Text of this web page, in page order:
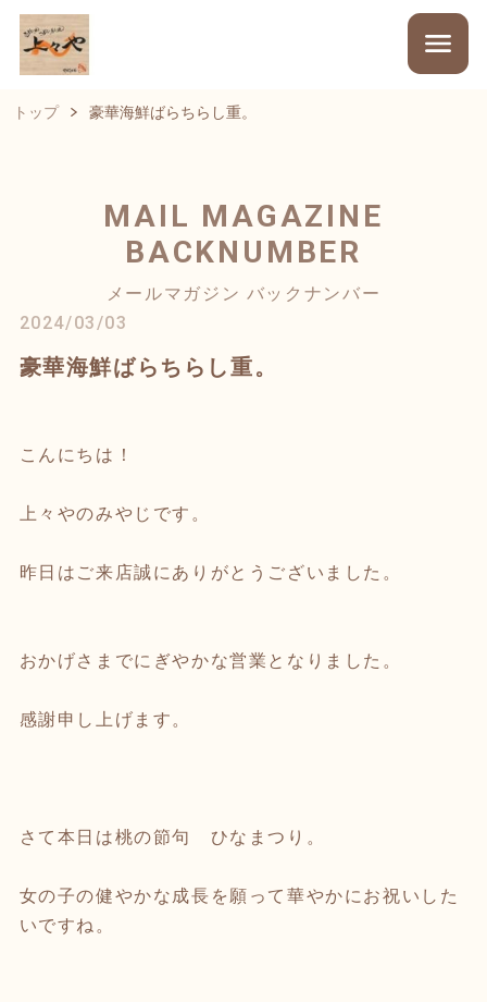
トップ 豪華海鮮ばらちらし重。
MAIL MAGAZINE
BACKNUMBER
メールマガジン バックナンバー
2024/03/03
豪華海鮮ばらちらし重。
こんにちは！
上々やのみやじです。
昨日はご来店誠にありがとうございました。
おかげさまでにぎやかな営業となりました。
感謝申し上げます。
さて本日は桃の節句 ひなまつり。
女の子の健やかな成長を願って華やかにお祝いした
いですね。